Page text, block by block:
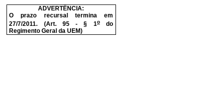
ADVERTÊNCIA:
O prazo recursal termina em
27/7/2011. (Art. 95 - § 1odo
Regimento Geral da UEM)